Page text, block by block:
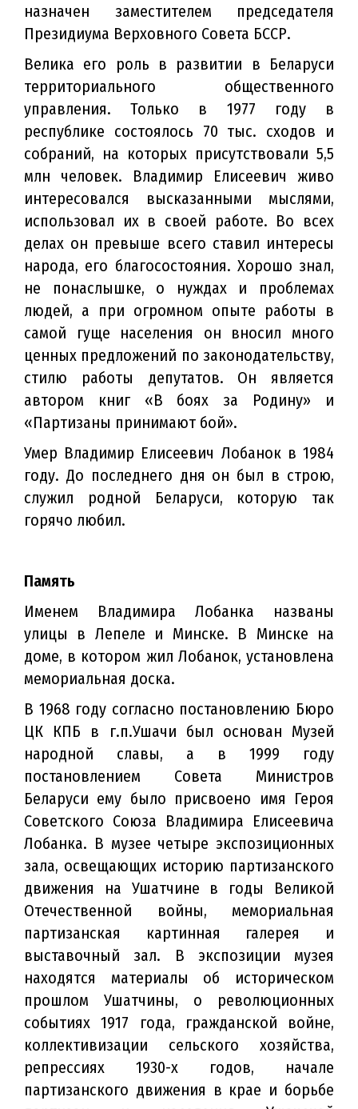
назначен заместителем председателя
Президиума Верховного Совета БССР.
Велика его роль в развитии в Беларуси
территориального общественного
управления. Только в 1977 году в
республике состоялось 70 тыс. сходов и
собраний, на которых присутствовали 5,5
млн человек. Владимир Елисеевич живо
интересовался высказанными мыслями,
использовал их в своей работе. Во всех
делах он превыше всего ставил интересы
народа, его благосостояния. Хорошо знал,
не понаслышке, о нуждах и проблемах
людей, а при огромном опыте работы в
самой гуще населения он вносил много
ценных предложений по законодательству,
стилю работы депутатов. Он является
автором книг «В боях за Родину» и
«Партизаны принимают бой».
Умер Владимир Елисеевич Лобанок в 1984
году. До последнего дня он был в строю,
служил родной Беларуси, которую так
горячо любил.
Память
Именем Владимира Лобанка названы
улицы в Лепеле и Минске. В Минске на
доме, в котором жил Лобанок, установлена
мемориальная доска.
В 1968 году согласно постановлению Бюро
ЦК КПБ в г.п.Ушачи был основан Музей
народной славы, а в 1999 году
постановлением Совета Министров
Беларуси ему было присвоено имя Героя
Советского Союза Владимира Елисеевича
Лобанка. В музее четыре экспозиционных
зала, освещающих историю партизанского
движения на Ушатчине в годы Великой
Отечественной войны, мемориальная
партизанская картинная галерея и
выставочный зал. В экспозиции музея
находятся материалы об историческом
прошлом Ушатчины, о революционных
событиях 1917 года, гражданской войне,
коллективизации сельского хозяйства,
репрессиях 1930-х годов, начале
партизанского движения в крае и борьбе